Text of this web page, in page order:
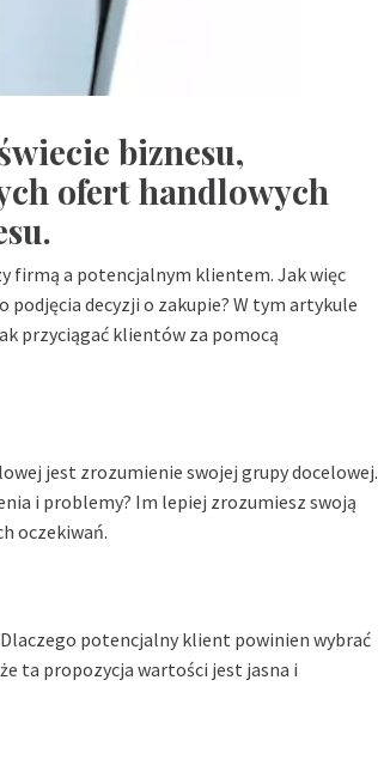
biznesu,
ofert handlowych
firmą a potencjalnym klientem. Jak więc
decyzji o zakupie? W tym artykule
przyciągać klientów za pomocą
jest zrozumienie swojej grupy docelowej.
i problemy? Im lepiej zrozumiesz swoją
oczekiwań.
potencjalny klient powinien wybrać
ta propozycja wartości jest jasna i